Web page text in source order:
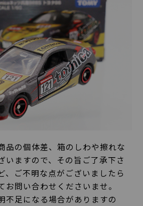
品の個体差、箱のしわや擦れな
いますので、その旨ご了承下さ
、ご不明な点がございましたら
お問い合わせくださいませ。
不足になる場合がありますの